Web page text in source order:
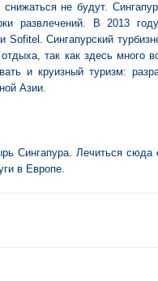
не будут. Сингапур
развлечений. В 2013
Сингапурский
так как здесь много
и круизный туризм:
Азии.
Сингапура. Лечиться сюда
в Европе.